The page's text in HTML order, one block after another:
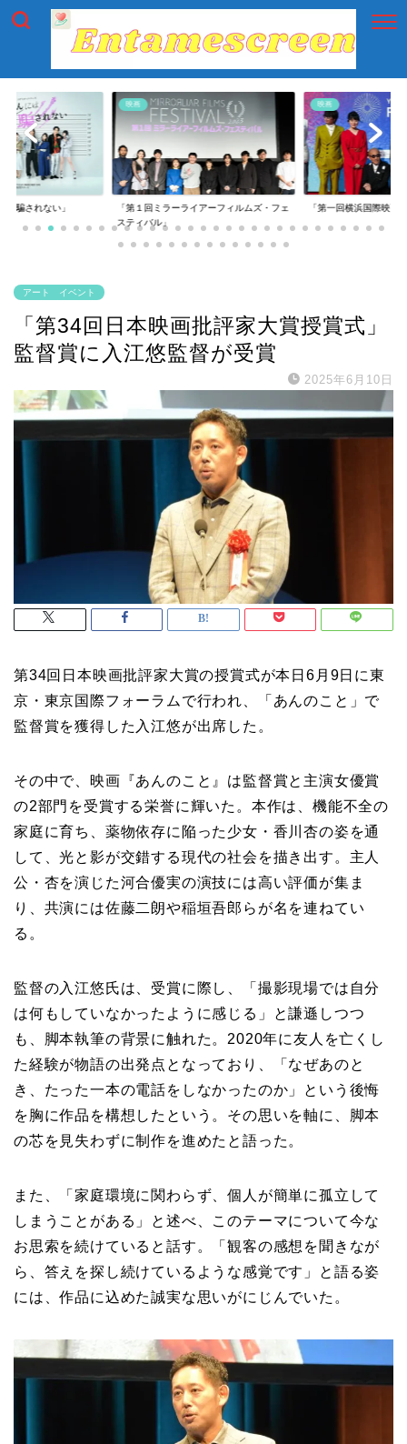
は騙されない」
映画
「第１回ミラーライアーフィルムズ・フェ
スティバル」
映画
「第一回横浜国際映画
アート イベント
「第34回日本映画批評家大賞授賞式」
監督賞に入江悠監督が受賞
2025年6月10日
第34回日本映画批評家大賞の授賞式が本日6月9日に東
京・東京国際フォーラムで行われ、「あんのこと」で
監督賞を獲得した入江悠が出席した。
その中で、映画『あんのこと』は監督賞と主演女優賞
の2部門を受賞する栄誉に輝いた。本作は、機能不全の
家庭に育ち、薬物依存に陥った少女・香川杏の姿を通
して、光と影が交錯する現代の社会を描き出す。主人
公・杏を演じた河合優実の演技には高い評価が集ま
り、共演には佐藤二朗や稲垣吾郎らが名を連ねてい
る。
監督の入江悠氏は、受賞に際し、「撮影現場では自分
は何もしていなかったように感じる」と謙遜しつつ
も、脚本執筆の背景に触れた。2020年に友人を亡くし
た経験が物語の出発点となっており、「なぜあのと
き、たった一本の電話をしなかったのか」という後悔
を胸に作品を構想したという。その思いを軸に、脚本
の芯を見失わずに制作を進めたと語った。
また、「家庭環境に関わらず、個人が簡単に孤立して
しまうことがある」と述べ、このテーマについて今な
お思索を続けていると話す。「観客の感想を聞きなが
ら、答えを探し続けているような感覚です」と語る姿
には、作品に込めた誠実な思いがにじんでいた。